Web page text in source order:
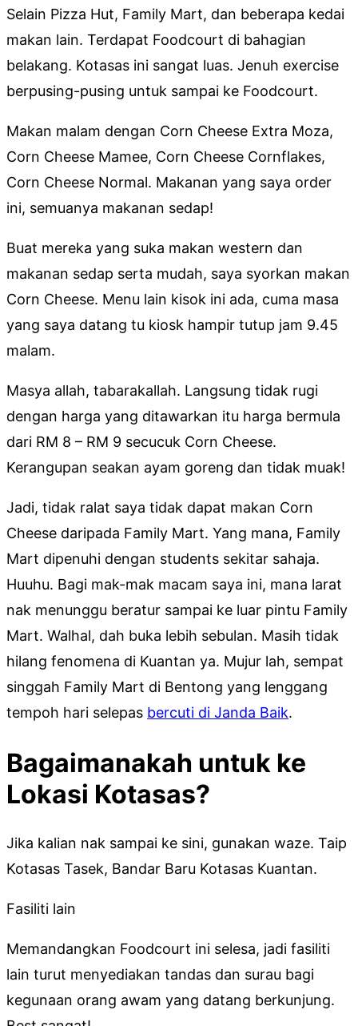
Selain Pizza Hut, Family Mart, dan beberapa kedai
makan lain. Terdapat Foodcourt di bahagian
belakang. Kotasas ini sangat luas. Jenuh exercise
berpusing-pusing untuk sampai ke Foodcourt.
Makan malam dengan Corn Cheese Extra Moza,
Corn Cheese Mamee, Corn Cheese Cornflakes,
Corn Cheese Normal. Makanan yang saya order
ini, semuanya makanan sedap!
Buat mereka yang suka makan western dan
makanan sedap serta mudah, saya syorkan makan
Corn Cheese. Menu lain kisok ini ada, cuma masa
yang saya datang tu kiosk hampir tutup jam 9.45
malam.
Masya allah, tabarakallah. Langsung tidak rugi
dengan harga yang ditawarkan itu harga bermula
dari RM 8 – RM 9 secucuk Corn Cheese.
Kerangupan seakan ayam goreng dan tidak muak!
Jadi, tidak ralat saya tidak dapat makan Corn
Cheese daripada Family Mart. Yang mana, Family
Mart dipenuhi dengan students sekitar sahaja.
Huuhu. Bagi mak-mak macam saya ini, mana larat
nak menunggu beratur sampai ke luar pintu Family
Mart. Walhal, dah buka lebih sebulan. Masih tidak
hilang fenomena di Kuantan ya. Mujur lah, sempat
singgah Family Mart di Bentong yang lenggang
tempoh hari selepas bercuti di Janda Baik.
Bagaimanakah untuk ke
Lokasi Kotasas?
Jika kalian nak sampai ke sini, gunakan waze. Taip
Kotasas Tasek, Bandar Baru Kotasas Kuantan.
Fasiliti lain
Memandangkan Foodcourt ini selesa, jadi fasiliti
lain turut menyediakan tandas dan surau bagi
kegunaan orang awam yang datang berkunjung.